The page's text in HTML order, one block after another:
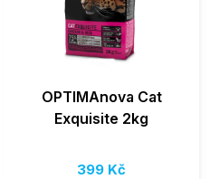
OPTIMAnova Cat
Exquisite 2kg
399 Kč